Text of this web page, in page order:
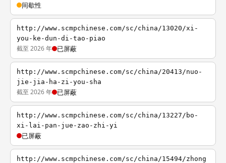
间歇性
http://www.scmpchinese.com/sc/china/13020/xi-
you-ke-dun-di-tao-piao
截至 2026 年 已屏蔽
http://www.scmpchinese.com/sc/china/20413/nuo-
jie-jia-ha-zi-you-sha
截至 2026 年 已屏蔽
http://www.scmpchinese.com/sc/china/13227/bo-
xi-lai-pan-jue-zao-zhi-yi
已屏蔽
http://www.scmpchinese.com/sc/china/15494/zhong